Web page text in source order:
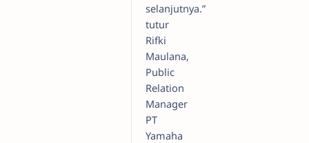
selanjutnya.”
tutur
Rifki
Maulana,
Public
Relation
Manager
PT
Yamaha